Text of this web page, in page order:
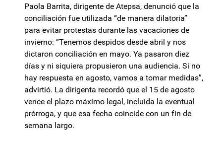
Paola Barrita, dirigente de Atepsa, denunció que la
conciliación fue utilizada “de manera dilatoria”
para evitar protestas durante las vacaciones de
invierno: “Tenemos despidos desde abril y nos
dictaron conciliación en mayo. Ya pasaron diez
días y ni siquiera propusieron una audiencia. Si no
hay respuesta en agosto, vamos a tomar medidas”,
advirtió. La dirigenta recordó que el 15 de agosto
vence el plazo máximo legal, incluida la eventual
prórroga, y que esa fecha coincide con un fin de
semana largo.